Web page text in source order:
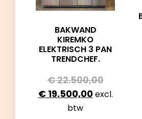
BAKWAND
KIREMKO
ELEKTRISCH 3 PAN
TRENDCHEF.
€22.500,00
€19.500,00excl.
btw